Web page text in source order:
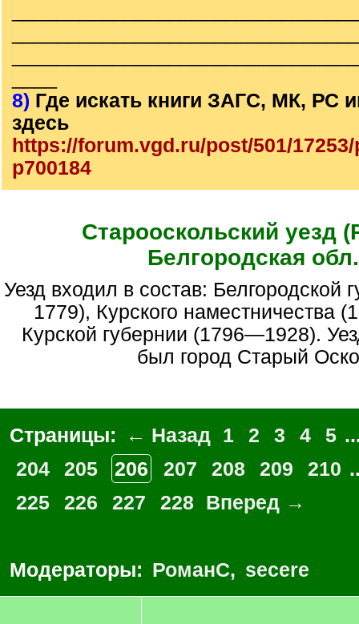
8) Где искать книги ЗАГС, МК, РС
здесь
https://forum.vgd.ru/post/501/
p700184
Старооскольский уезд
Белгородская
Уезд входил в состав: Белгородской губернии (1727—
1779), Курского наместничества
Курской губернии (1796—1928).
был город Старый
Страницы: ← Назад 1 2 3 4 5
204
205 206 207 208 209 210
225
226 227 228 Вперед →
Модераторы: РоманС, secere